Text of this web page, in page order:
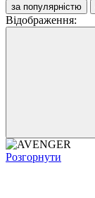
за популярністю
Відображення:
Розгорнути